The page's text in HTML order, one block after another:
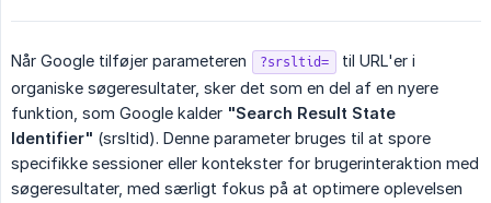
Når Google tilføjer parameteren ?srsltid=
til URL'er i
organiske søgeresultater, sker det som en del af en nyere
funktion, som Google kalder "Search Result State
Identifier" (srsltid). Denne parameter bruges til at spore
specifikke sessioner eller kontekster for brugerinteraktion med
søgeresultater, med særligt fokus på at optimere oplevelsen